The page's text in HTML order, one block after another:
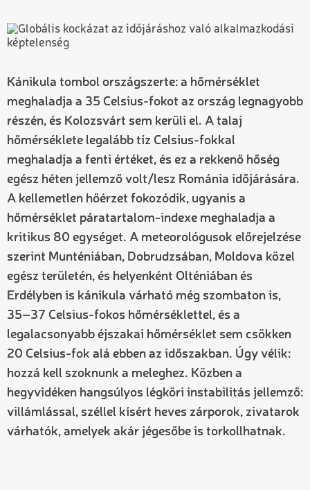
Kánikula tombol országszerte: a hőmérséklet
meghaladja a 35 Celsius-fokot az ország legnagyobb
részén, és Kolozsvárt sem kerüli el. A talaj
hőmérséklete legalább tíz Celsius-fokkal
meghaladja a fenti értéket, és ez a rekkenő hőség
egész héten jellemző volt/lesz Románia időjárására.
A kellemetlen hőérzet fokozódik, ugyanis a
hőmérséklet páratartalom-indexe meghaladja a
kritikus 80 egységet. A meteorológusok előrejelzése
szerint Munténiában, Dobrudzsában, Moldova közel
egész területén, és helyenként Olténiában és
Erdélyben is kánikula várható még szombaton is,
35–37 Celsius-fokos hőmérséklettel, és a
legalacsonyabb éjszakai hőmérséklet sem csökken
20 Celsius-fok alá ebben az időszakban. Úgy vélik:
hozzá kell szoknunk a meleghez. Közben a
hegyvidéken hangsúlyos légköri instabilitás jellemző:
villámlással, széllel kísért heves zárporok, zivatarok
várhatók, amelyek akár jégesőbe is torkollhatnak.